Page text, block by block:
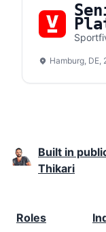
Hamburg, DE,
Built in
Thikari
Roles